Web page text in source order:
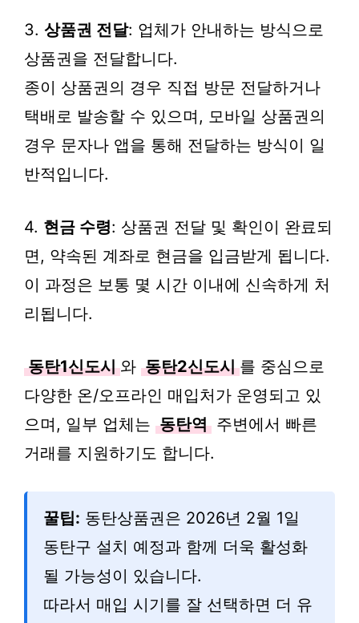
3. 상품권 전달: 업체가 안내하는 방식으로
상품권을 전달합니다.
종이 상품권의 경우 직접 방문 전달하거나
택배로 발송할 수 있으며, 모바일 상품권의
경우 문자나 앱을 통해 전달하는 방식이 일
반적입니다.
4. 현금 수령: 상품권 전달 및 확인이 완료되
면, 약속된 계좌로 현금을 입금받게 됩니다.
이 과정은 보통 몇 시간 이내에 신속하게 처
리됩니다.
동탄1신도시 와 동탄2신도시 를 중심으로
다양한 온/오프라인 매입처가 운영되고 있
으며, 일부 업체는 동탄역 주변에서 빠른
거래를 지원하기도 합니다.
꿀팁: 동탄상품권은 2026년 2월 1일
동탄구 설치 예정과 함께 더욱 활성화
될 가능성이 있습니다.
따라서 매입 시기를 잘 선택하면 더 유